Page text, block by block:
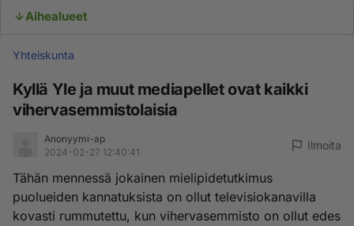
Aihealueet
Yhteiskunta
Kyllä Yle ja muut mediapellet ovat kaikki
vihervasemmistolaisia
Anonyymi-ap
2024-02-27 12:40:41
Ilmoita
Tähän mennessä jokainen mielipidetutkimus
puolueiden kannatuksista on ollut televisiokanavilla
kovasti rummutettu, kun vihervasemmisto on ollut edes